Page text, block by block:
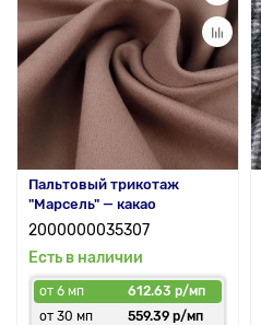
Пальтовый трикотаж
"Марсель" — какао
2000000035307
Есть в наличии
от 6 мп
612.63 р/мп
от 30 мп
559.39 р/мп